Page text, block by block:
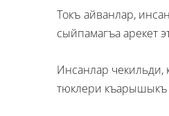
Токъ айванлар,
сыйпамагъа арекет
Инсанлар чекильди,
тюклери къарышыкъ